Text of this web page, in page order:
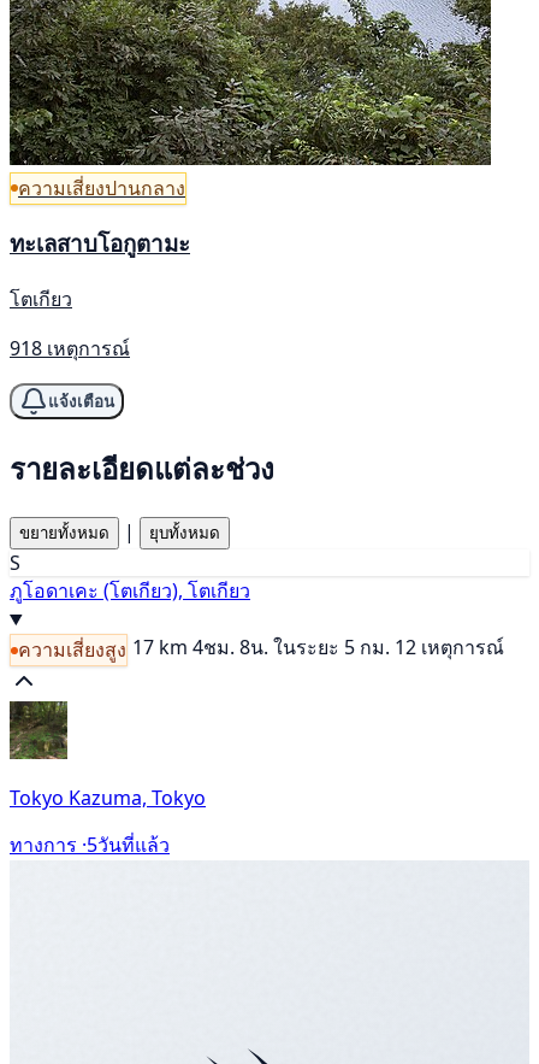
ความเสี่ยงปานกลาง
ทะเลสาบโอกูตามะ
โตเกียว
918 เหตุการณ์
แจ้งเตือน
รายละเอียดแต่ละช่วง
ขยายทั้งหมด | ยุบทั้งหมด
S
ภูโอดาเคะ (โตเกียว), โตเกียว
ความเสี่ยงสูง 17 km 4ชม. 8น. ในระยะ 5 กม. 12 เหตุการณ์
Tokyo Kazuma, Tokyo
ทางการ ·5วันที่แล้ว